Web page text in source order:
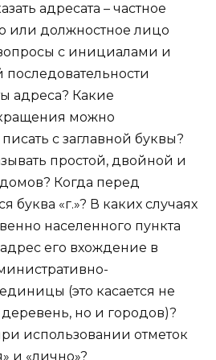
адресата – частное
или должностное лицо
с инициалами и
адреса? Какие
можно
с заглавной буквы?
простой, двойной и
Когда перед
буква «г.»? В каких случаях
населенного пункта
его вхождение в
(это касается не
но и городов)?
использовании отметок
и «лично»?